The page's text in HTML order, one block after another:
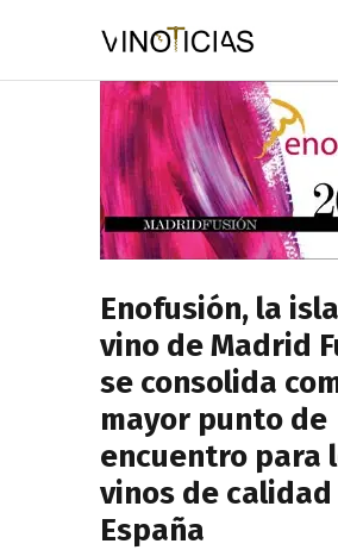
Enofusión, la
vino de Madrid
se consolida
mayor punto de
encuentro para
vinos de calidad
España